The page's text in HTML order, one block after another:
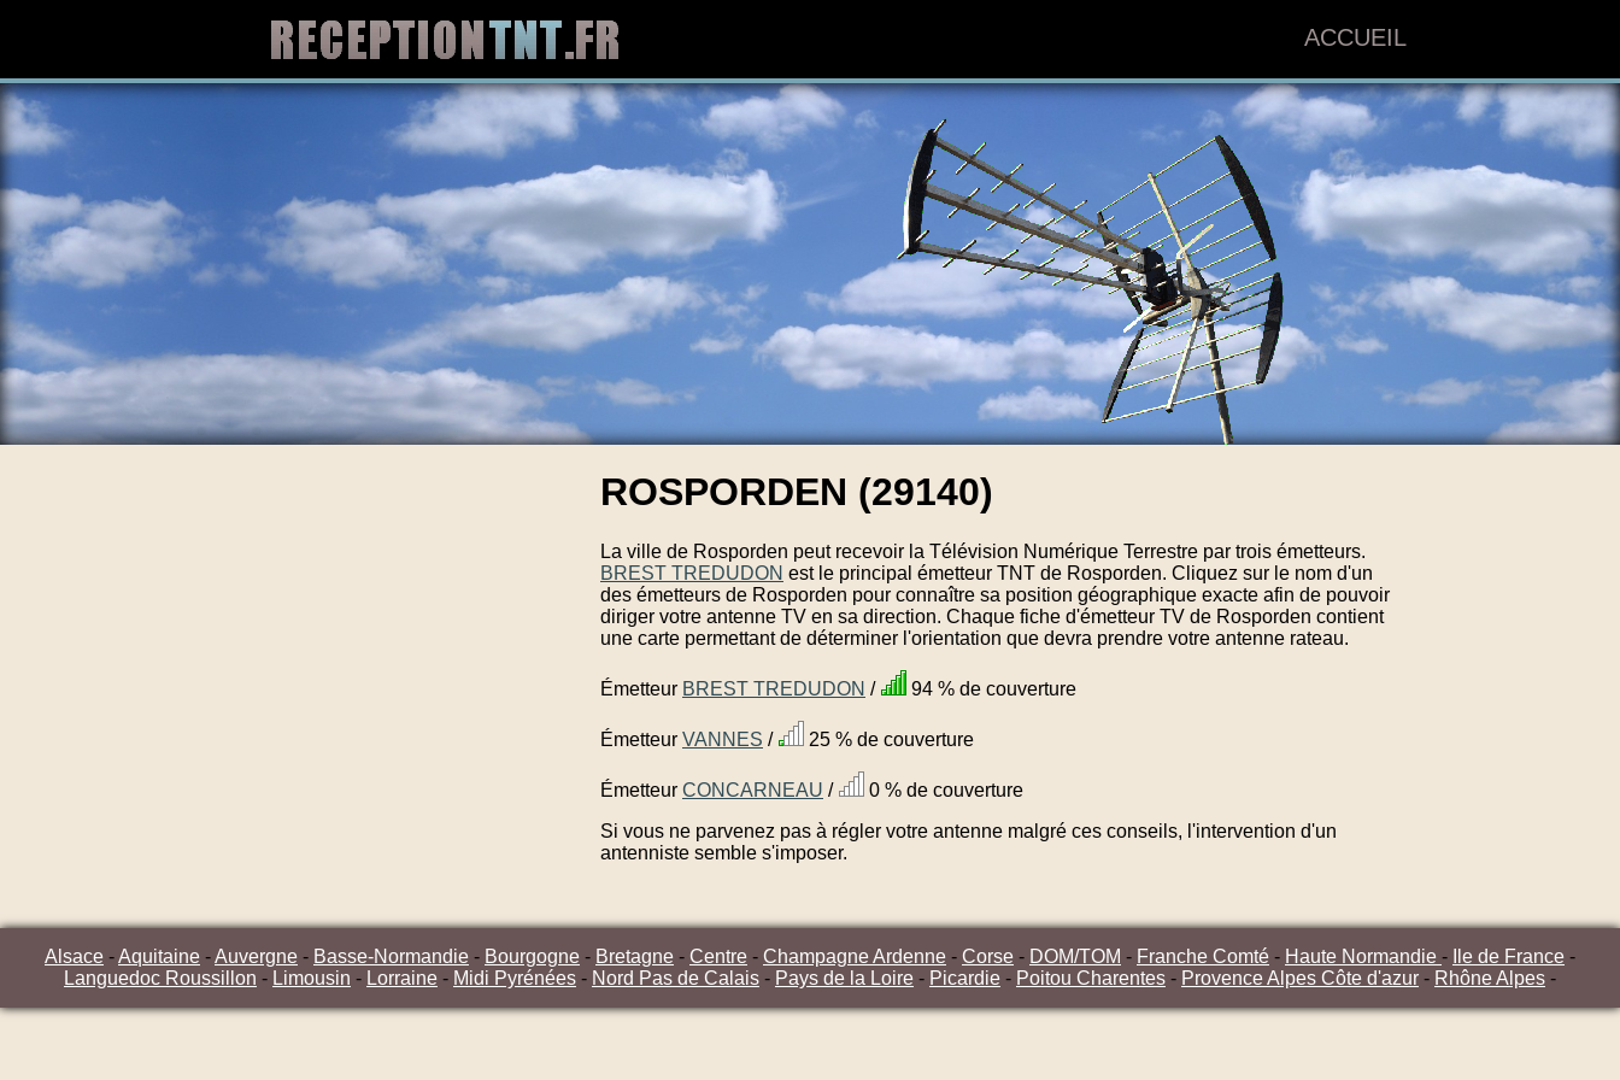
ACCUEIL
ROSPORDEN (29140)
La ville de Rosporden peut recevoir la Télévision Numérique Terrestre par trois émetteurs.
BREST TREDUDON est le principal émetteur TNT de Rosporden. Cliquez sur le nom d'un
des émetteurs de Rosporden pour connaître sa position géographique exacte afin de pouvoir
diriger votre antenne TV en sa direction. Chaque fiche d'émetteur TV de Rosporden contient
une carte permettant de déterminer l'orientation que devra prendre votre antenne rateau.
Émetteur BREST TREDUDON / 94 % de couverture
Émetteur VANNES / 25 % de couverture
Émetteur CONCARNEAU /
0 % de couverture
Si vous ne parvenez pas à régler votre antenne malgré ces conseils, l'intervention d'un
antenniste semble s'imposer.
Alsace -Aquitaine -Auvergne - Basse-Normandie - Bourgogne - Bretagne - Centre - Champagne Ardenne - Corse - DOM/TOM - Franche Comté - Haute Normandie - Ile de France -
Languedoc Roussillon - Limousin - Lorraine - Midi Pyrénées - Nord Pas de Calais - Pays de la Loire - Picardie - Poitou Charentes - Provence Alpes Côte d'azur - Rhône Alpes -